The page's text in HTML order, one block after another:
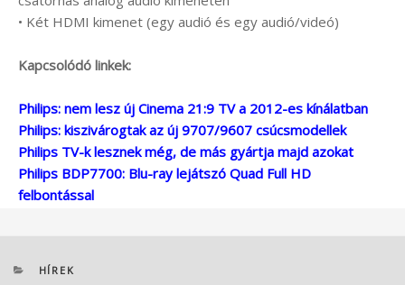
• Két HDMI kimenet (egy audió és egy audió/videó)
Kapcsolódó linkek:
Philips: nem lesz új Cinema 21:9 TV a 2012-es kínálatban
Philips: kiszivárogtak az új 9707/9607 csúcsmodellek
Philips TV-k lesznek még, de más gyártja majd azokat
Philips BDP7700: Blu-ray lejátszó Quad Full HD
felbontással
KATEGÓRIÁK
HÍREK